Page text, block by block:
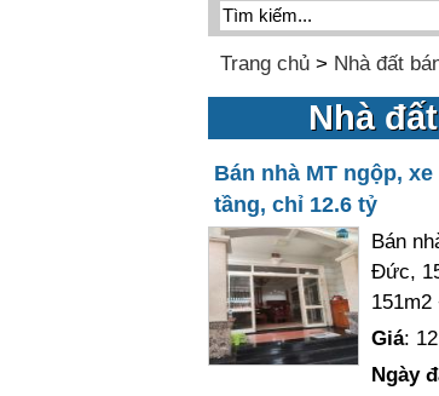
Trang chủ> Nhà đất
Nhà
Bán nhà MT ngộp,
tầng, chỉ 12.6 tỷ
Bán
Đức,
Giá:
Ngày